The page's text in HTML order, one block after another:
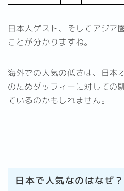
日本人ゲスト、そしてアジア
ことが分かりますね。
海外での人気の低さは、日本
のためダッフィーに対しての
ているのかもしれません。
日本で人気なのはなぜ？